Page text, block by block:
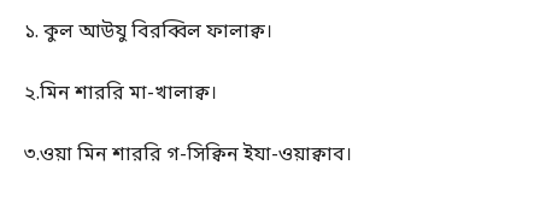
১. কুল আউযু বিরব্বিল ফালাক্ব।
২.মিন শাররি মা-খালাক্ব।
৩.ওয়া মিন শাররি গ-সিক্বিন ইযা-ওয়াক্বাব।